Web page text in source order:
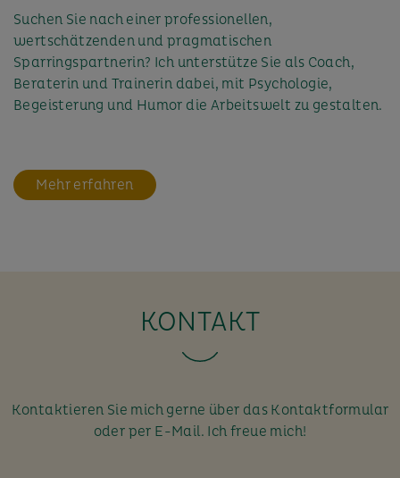
Suchen Sie nach einer professionellen,
wertschätzenden und pragmatischen
Sparringspartnerin? Ich unterstütze Sie als Coach,
Beraterin und Trainerin dabei, mit Psychologie,
Begeisterung und Humor die Arbeitswelt zu gestalten.
Mehr erfahren
KONTAKT
Kontaktieren Sie mich gerne über das Kontaktformular
oder per E-Mail. Ich freue mich!